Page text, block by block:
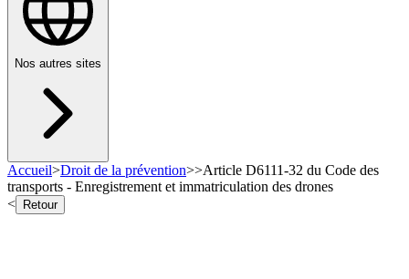
Nos autres sites
Accueil>Droit de la prévention>>Article D6111-32 du Code des
transports - Enregistrement et immatriculation des drones
<
Retour